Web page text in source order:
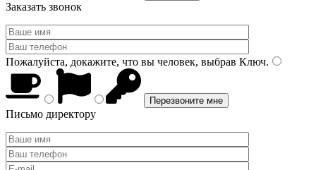
Заказать звонок
Пожалуйста, докажите, что вы человек, выбрав Ключ.
Письмо директору